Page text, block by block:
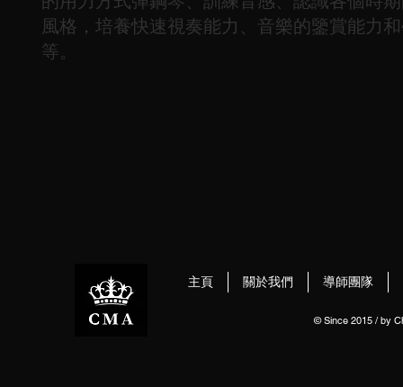
風格，培養快速視奏能力、音樂的鑒賞能力
等。
主頁 關於我們 導師團隊
© Since 2015 / by